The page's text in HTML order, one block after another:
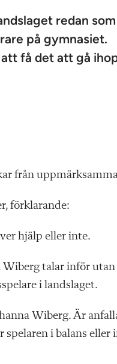
redan
på gymnasiet.
få det att gå
från
förklarande:
hjälp eller inte.
talar inför
i landslaget.
Wiberg. Är
i balans